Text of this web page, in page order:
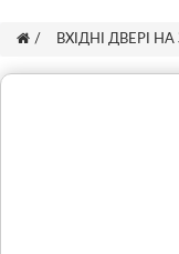
ВХІДНІ ДВЕРІ